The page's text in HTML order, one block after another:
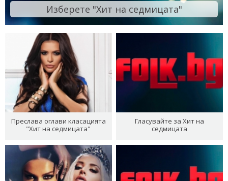
Изберете "Хит на седмицата"
Преслава оглави класацията
"Хит на седмицата"
Гласувайте за Хит на
седмицата